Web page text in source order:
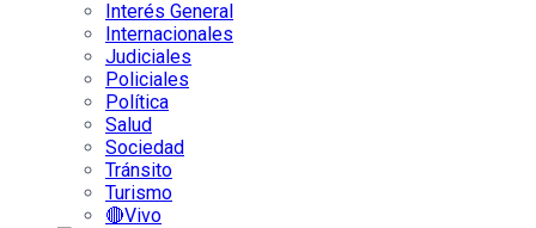
Interés General
Internacionales
Judiciales
Policiales
Política
Salud
Sociedad
Tránsito
Turismo
🔴Vivo